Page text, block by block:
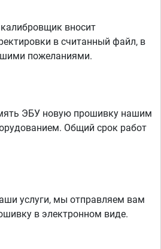
вносит
в считанный файл, в
пожеланиями.
ЭБУ новую прошивку нашим
Общий срок работ
услуги, мы отправляем вам
в электронном виде.